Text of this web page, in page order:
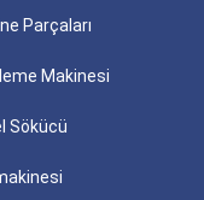
Parçaları
Makinesi
Sökücü